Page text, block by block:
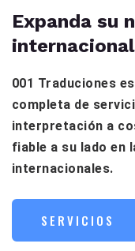
Expanda su
internacional
001 Traduciones
completa de
interpretación a
fiable a su lado en
internacionales.
SERVICIOS